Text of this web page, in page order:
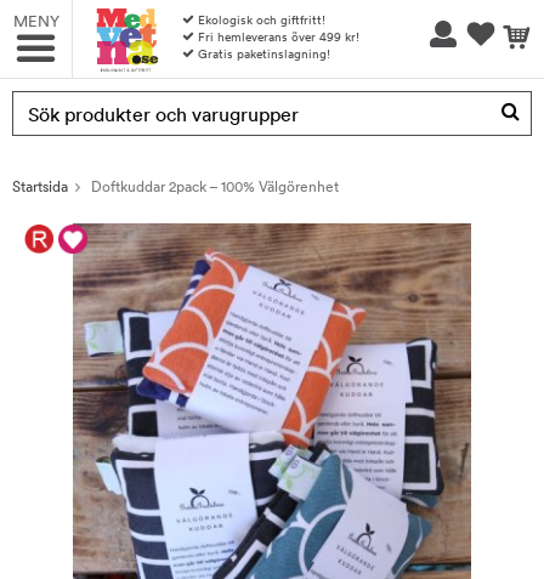
MENY
Ekologisk och giftfritt!
Fri hemleverans över 499 kr!
Gratis paketinslagning!
Produkten har blivit tillagd i varukorgen
Startsida Doftkuddar 2pack – 100% Välgörenhet